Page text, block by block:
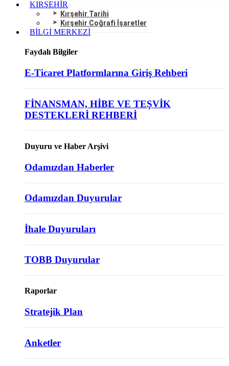
KIRŞEHİR
Kırşehir Tarihi
Kırşehir Coğrafi İşaretler
BİLGİ MERKEZİ
Faydalı Bilgiler
E-Ticaret Platformlarına Giriş Rehberi
FİNANSMAN, HİBE VE TEŞVİK
DESTEKLERİ REHBERİ
Duyuru ve Haber Arşivi
Odamızdan Haberler
Odamızdan Duyurular
İhale Duyuruları
TOBB Duyurular
Raporlar
Stratejik Plan
Anketler